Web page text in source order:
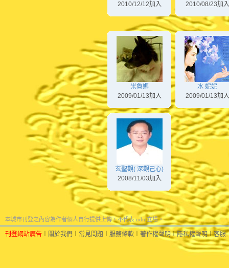
2010/12/12加入
2010/08/23加入
米魯媽
2009/01/13加入
水 妮妮
2009/01/13加入
玄聖觀( 深觀己心)
2008/11/03加入
本城市刊登之內容為作者個人自行提供上傳，不代表 udn 立場。
刊登網站廣告 關於我們 常見問題 服務條款 著作權聲明︱隱私權聲明︱客服